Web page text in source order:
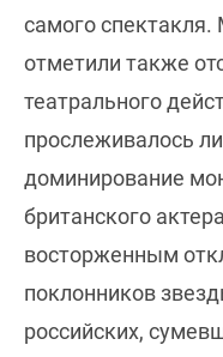
самого
отметили также
театрального
прослеживалось
доминирование
британского
восторженным
поклонников
российских,